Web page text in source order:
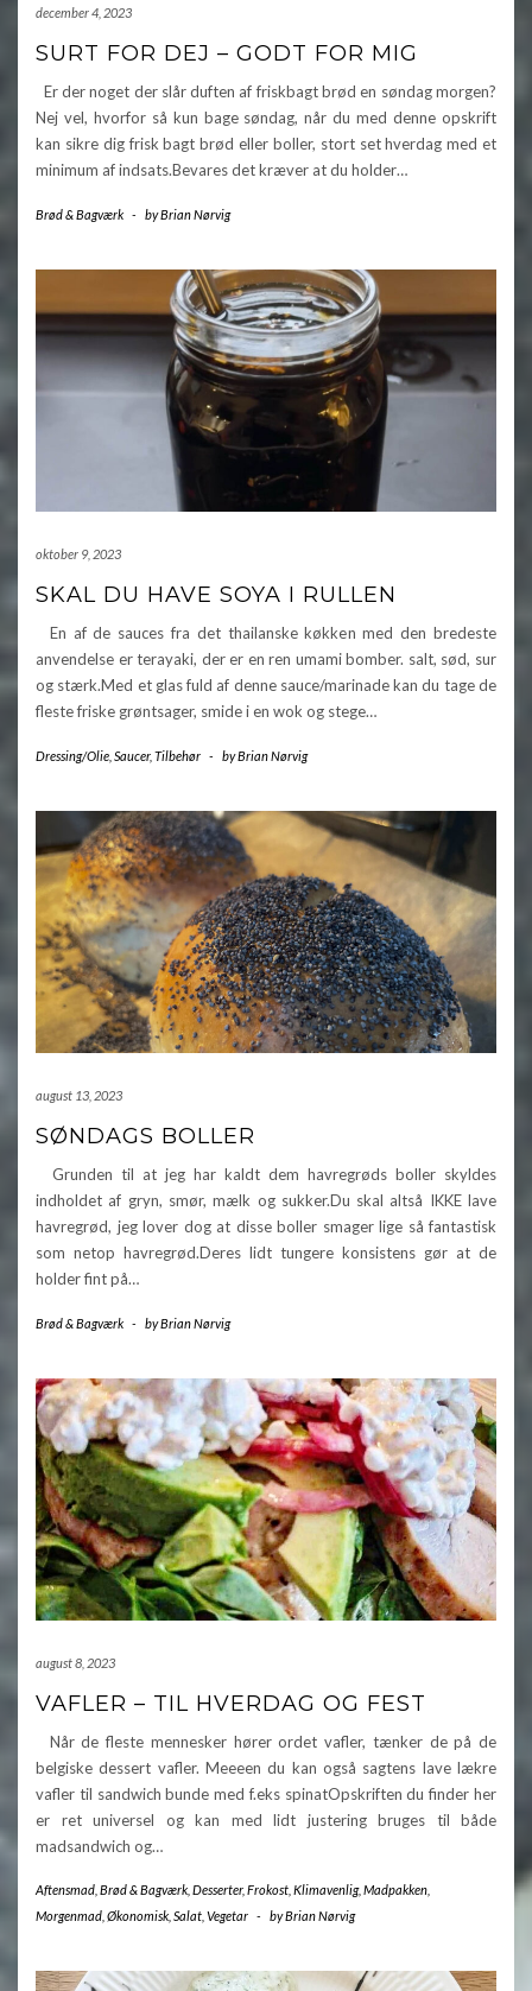
december 4, 2023
SURT FOR DEJ – GODT FOR MIG
Er der noget der slår duften af friskbagt brød en søndag morgen?
Nej vel, hvorfor så kun bage søndag, når du med denne opskrift
kan sikre dig frisk bagt brød eller boller, stort set hverdag med et
minimum af indsats.Bevares det kræver at du holder…
Brød & Bagværk - byBrian Nørvig
oktober 9, 2023
SKAL DU HAVE SOYA I RULLEN
En af de sauces fra det thailanske køkken med den bredeste
anvendelse er terayaki, der er en ren umami bomber. salt, sød, sur
og stærk.Med et glas fuld af denne sauce/marinade kan du tage de
fleste friske grøntsager, smide i en wok og stege…
Dressing/Olie Saucer, Tilbehør - byBrian Nørvig
august 13, 2023
SØNDAGS BOLLER
Grunden til at jeg har kaldt dem havregrøds boller skyldes
indholdet af gryn, smør, mælk og sukker.Du skal altså IKKE lave
havregrød, jeg lover dog at disse boller smager lige så fantastisk
som netop havregrød.Deres lidt tungere konsistens gør at de
holder fint på…
Brød & Bagværk - byBrian Nørvig
august 8, 2023
VAFLER – TIL HVERDAG OG FEST
Når de fleste mennesker hører ordet vafler, tænker de på de
belgiske dessert vafler. Meeeen du kan også sagtens lave lækre
vafler til sandwich bunde med f.eks spinatOpskriften du finder her
er ret universel og kan med lidt justering bruges til både
madsandwich og…
Aftensmad Brød & Bagværk Desserter, Frokost Klimavenlig, Madpakken
Morgenmad Økonomisk Salat Vegetar - byBrian Nørvig